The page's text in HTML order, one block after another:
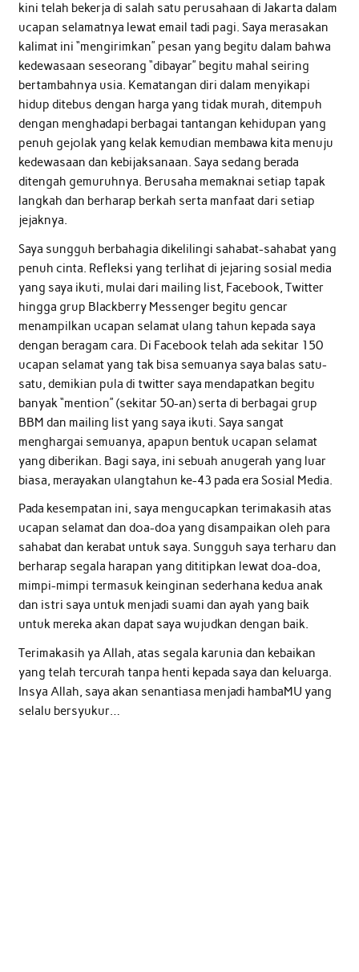
kini telah bekerja di salah satu perusahaan di Jakarta dalam
ucapan selamatnya lewat email tadi pagi. Saya merasakan
kalimat ini “mengirimkan” pesan yang begitu dalam bahwa
kedewasaan seseorang “dibayar” begitu mahal seiring
bertambahnya usia. Kematangan diri dalam menyikapi
hidup ditebus dengan harga yang tidak murah, ditempuh
dengan menghadapi berbagai tantangan kehidupan yang
penuh gejolak yang kelak kemudian membawa kita menuju
kedewasaan dan kebijaksanaan. Saya sedang berada
ditengah gemuruhnya. Berusaha memaknai setiap tapak
langkah dan berharap berkah serta manfaat dari setiap
jejaknya.
Saya sungguh berbahagia dikelilingi sahabat-sahabat yang
penuh cinta. Refleksi yang terlihat di jejaring sosial media
yang saya ikuti, mulai dari mailing list, Facebook, Twitter
hingga grup Blackberry Messenger begitu gencar
menampilkan ucapan selamat ulang tahun kepada saya
dengan beragam cara. Di Facebook telah ada sekitar 150
ucapan selamat yang tak bisa semuanya saya balas satu-
satu, demikian pula di twitter saya mendapatkan begitu
banyak “mention” (sekitar 50-an) serta di berbagai grup
BBM dan mailing list yang saya ikuti. Saya sangat
menghargai semuanya, apapun bentuk ucapan selamat
yang diberikan. Bagi saya, ini sebuah anugerah yang luar
biasa, merayakan ulangtahun ke-43 pada era Sosial Media.
Pada kesempatan ini, saya mengucapkan terimakasih atas
ucapan selamat dan doa-doa yang disampaikan oleh para
sahabat dan kerabat untuk saya. Sungguh saya terharu dan
berharap segala harapan yang dititipkan lewat doa-doa,
mimpi-mimpi termasuk keinginan sederhana kedua anak
dan istri saya untuk menjadi suami dan ayah yang baik
untuk mereka akan dapat saya wujudkan dengan baik.
Terimakasih ya Allah, atas segala karunia dan kebaikan
yang telah tercurah tanpa henti kepada saya dan keluarga.
Insya Allah, saya akan senantiasa menjadi hambaMU yang
selalu bersyukur…